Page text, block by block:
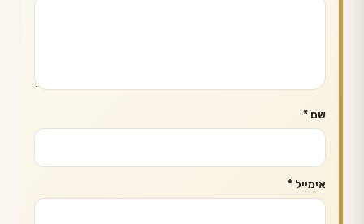
שם *
אימייל *